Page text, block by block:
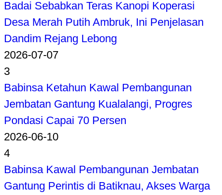
Badai Sebabkan Teras Kanopi Koperasi
Desa Merah Putih Ambruk, Ini Penjelasan
Dandim Rejang Lebong
2026-07-07
3
Babinsa Ketahun Kawal Pembangunan
Jembatan Gantung Kualalangi, Progres
Pondasi Capai 70 Persen
2026-06-10
4
Babinsa Kawal Pembangunan Jembatan
Gantung Perintis di Batiknau, Akses Warga